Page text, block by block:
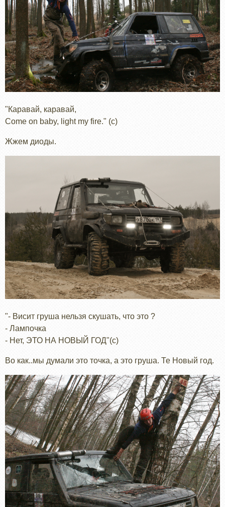
"Каравай, каравай,
Come on baby, light my fire." (с)
Жжем диоды.
"- Висит груша нельзя скушать, что это ?
- Лампочка
- Нет, ЭТО НА НОВЫЙ ГОД"(с)
Во как..мы думали это точка, а это груша. Те Новый год.